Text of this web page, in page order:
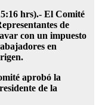
hrs).- El Comité
de
con un impuesto
en
aprobó la
de la